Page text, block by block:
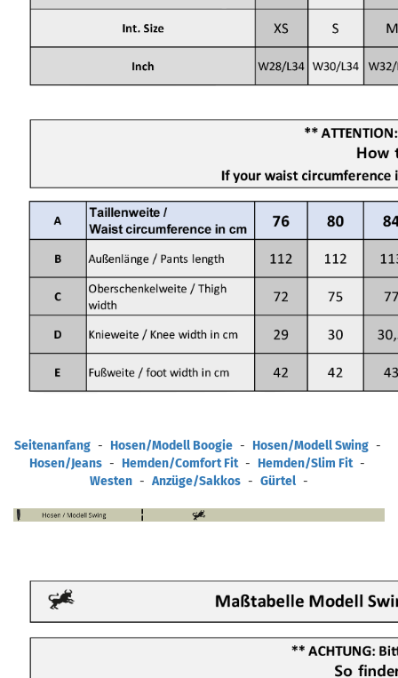
Seitenanfang- Hosen/Modell Boogie- Hosen/Modell Swing-
Hosen/Jeans - Hemden/Comfort Fit- Hemden/Slim Fit-
Westen - Anzüge/Sakkos - Gürtel -